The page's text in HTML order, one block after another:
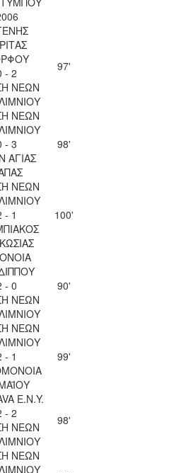
- 2
ΝΕΩΝ
97'
ΝΕΩΝ
- 3
ΑΓΙΑΣ
98'
ΝΕΩΝ
- 1
100'
- 0
ΝΕΩΝ
90'
ΝΕΩΝ
- 1
99'
Ε.Ν.Y.
- 2
ΝΕΩΝ
98'
ΝΕΩΝ